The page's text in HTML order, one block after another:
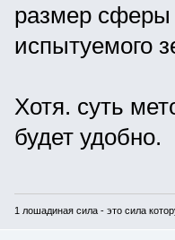
размер
испытуемого
Хотя. суть
будет удобно.
1 лошадиная сила - это сила